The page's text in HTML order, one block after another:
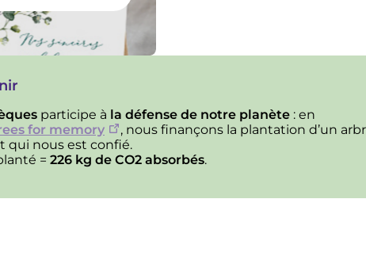
participe à la défense de notre planète : en
for memory
, nous finançons la plantation d’un
qui nous est confié.
= 226 kg de CO2 absorbés.